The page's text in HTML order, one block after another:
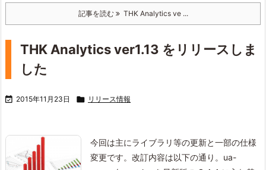
記事を読む THK Analytics ve ...
THK Analytics ver1.13 をリリースしま
した
 2015年11月23日  リリース情報
今回は主にライブラリ等の更新と一部の仕様
変更です。 改訂内容は以下の通り。 ua-